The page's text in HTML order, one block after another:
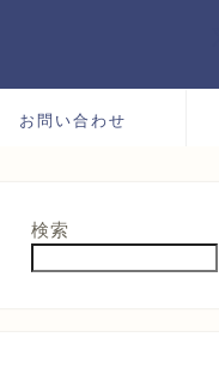
お問い合わせ
検索